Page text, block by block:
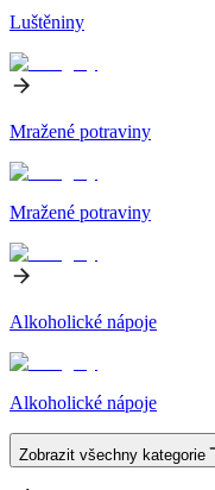
Luštěniny
Mražené potraviny
Mražené potraviny
Alkoholické nápoje
Alkoholické nápoje
Zobrazit všechny kategorie